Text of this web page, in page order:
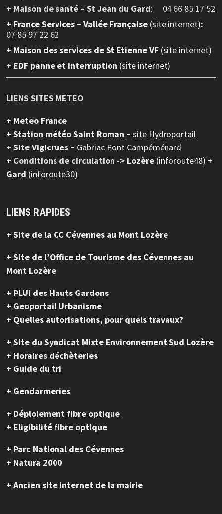
+ Maison de santé – St Jean du Gard: 04 66 85 17 52
+ France Services – Vallée Française (site internet):
07 85 97 22 62
+ Maison des services de St Etienne VF (site internet)
+ EDF panne et interruption (site internet)
LIENS SITES METEO
+ Meteo France
+ Station météo Saint Roman – site Hydroportail
+ Site Vigicrues – Gabriac Pont Campéménard
+ Conditions de circulation -> Lozère (inforoute48) +
Gard (inforoute30)
LIENS RAPIDES
+ Site de la CC Cévennes au Mont Lozère
+ Site de l’Office de Tourisme des Cévennes au
Mont Lozère
+ PLUi des Hauts Gardons
+ Geoportail Urbanisme
+ Quelles autorisations, pour quels travaux?
+ Site du Syndicat Mixte Environnement Sud Lozère
+ Horaires déchèteries
+ Guide du tri
+ Gendarmeries
+ Déploiement fibre optique
+ Eligibilité fibre optique
+ Parc National des Cévennes
+ Natura 2000
+ Ancien site internet de la mairie